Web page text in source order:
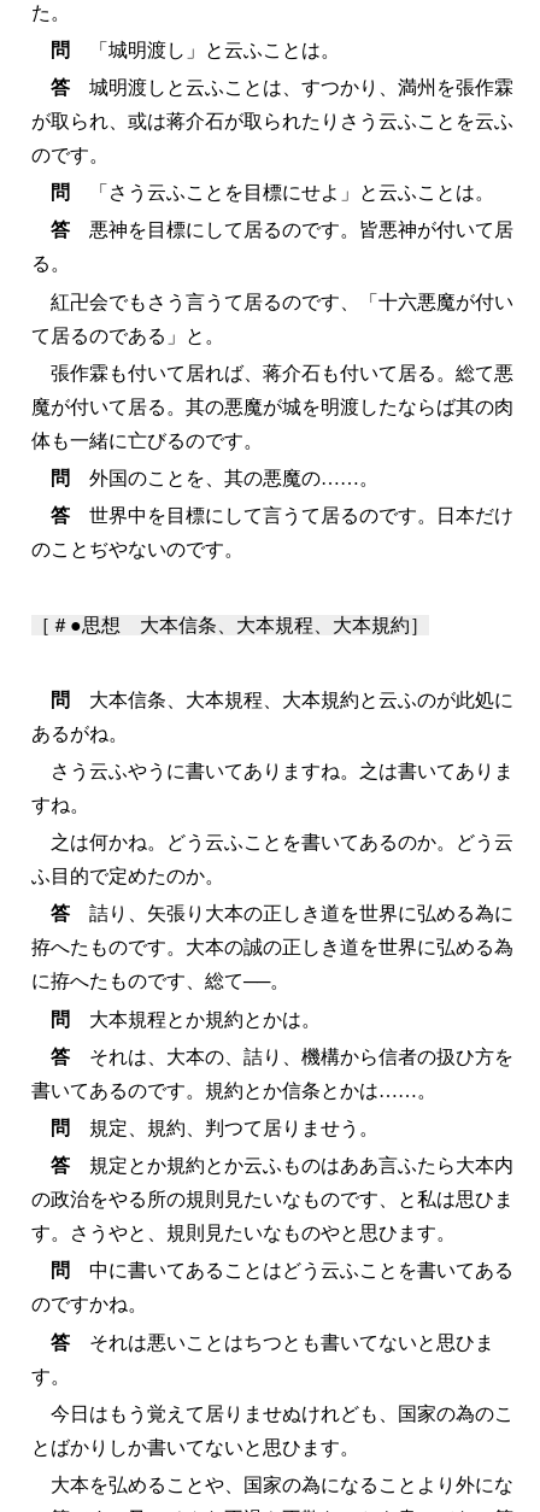
た。
問 「城明渡し」と云ふことは。
答城明渡しと云ふことは、すつかり、満州を張作霖
が取られ、或は蒋介石が取られたりさう云ふことを云ふ
のです。
問 「さう云ふことを目標にせよ」と云ふことは。
答悪神を目標にして居るのです。皆悪神が付いて居
る。
紅卍会でもさう言うて居るのです、「十六悪魔が付い
て居るのである」と。
張作霖も付いて居れば、蒋介石も付いて居る。総て悪
魔が付いて居る。其の悪魔が城を明渡したならば其の肉
体も一緒に亡びるのです。
問 外国のことを、其の悪魔の……。
答世界中を目標にして言うて居るのです。日本だけ
のことぢやないのです。
［＃●思想 大本信条、大本規程、大本規約］
問 大本信条、大本規程、大本規約と云ふのが此処に
あるがね。
さう云ふやうに書いてありますね。之は書いてありま
すね。
之は何かね。どう云ふことを書いてあるのか。どう云
ふ目的で定めたのか。
答詰り、矢張り大本の正しき道を世界に弘める為に
拵へたものです。大本の誠の正しき道を世界に弘める為
に拵へたものです、総て──。
問 大本規程とか規約とかは。
答それは、大本の、詰り、機構から信者の扱ひ方を
書いてあるのです。規約とか信条とかは……。
問 規定、規約、判つて居りませう。
答規定とか規約とか云ふものはああ言ふたら大本内
の政治をやる所の規則見たいなものです、と私は思ひま
す。さうやと、規則見たいなものやと思ひます。
問 中に書いてあることはどう云ふことを書いてある
のですかね。
答それは悪いことはちつとも書いてないと思ひま
す。
今日はもう覚えて居りませぬけれども、国家の為のこ
とばかりしか書いてないと思ひます。
大本を弘めることや、国家の為になることより外にな